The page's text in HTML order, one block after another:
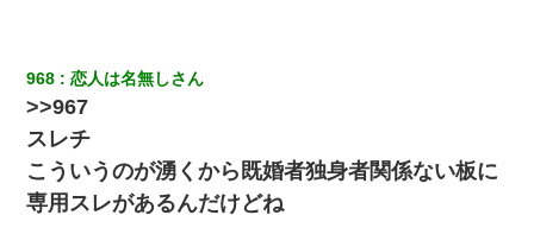
故私が怒鳴られなきゃいけなかったのだ
旦那の元カノをSNSで探して写真を保存して顔面評価スレで写真
を晒してた。ほとんどがブスという評価の中で二人ほど意外に好
評価で苦々しく思った
968 恋人は名無しさん
>>967
スレチ
こういうのが湧くから既婚者独身者関係ない板に
専用スレがあるんだけどね